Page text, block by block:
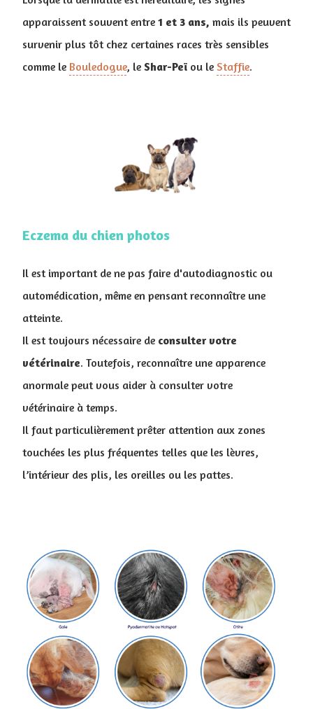
apparaissent souvent entre 1 et 3 ans, mais ils peuvent
survenir plus tôt chez certaines races très sensibles
comme le Bouledogue, le Shar-Peï ou le Staffie.
Eczema du chien photos
Il est important de ne pas faire d'autodiagnostic ou
automédication, même en pensant reconnaître une
atteinte.
Il est toujours nécessaire de consulter votre
vétérinaire. Toutefois, reconnaître une apparence
anormale peut vous aider à consulter votre
vétérinaire à temps.
Il faut particulièrement prêter attention aux zones
touchées les plus fréquentes telles que les lèvres,
l’intérieur des plis, les oreilles ou les pattes.